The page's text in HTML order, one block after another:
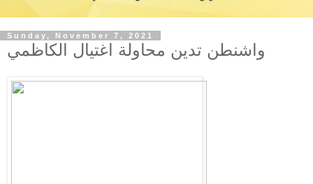
Sunday, November 7, 2021
واشنطن تدين محاولة اغتيال الكاظمي